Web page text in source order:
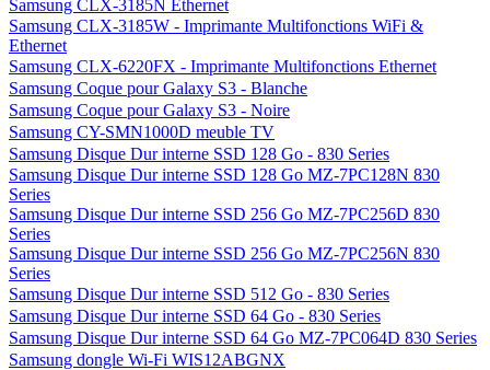
Samsung CLX-3185N Ethernet
Samsung CLX-3185W - Imprimante Multifonctions WiFi &
Ethernet
Samsung CLX-6220FX - Imprimante Multifonctions Ethernet
Samsung Coque pour Galaxy S3 - Blanche
Samsung Coque pour Galaxy S3 - Noire
Samsung CY-SMN1000D meuble TV
Samsung Disque Dur interne SSD 128 Go - 830 Series
Samsung Disque Dur interne SSD 128 Go MZ-7PC128N 830
Series
Samsung Disque Dur interne SSD 256 Go MZ-7PC256D 830
Series
Samsung Disque Dur interne SSD 256 Go MZ-7PC256N 830
Series
Samsung Disque Dur interne SSD 512 Go - 830 Series
Samsung Disque Dur interne SSD 64 Go - 830 Series
Samsung Disque Dur interne SSD 64 Go MZ-7PC064D 830 Series
Samsung dongle Wi-Fi WIS12ABGNX